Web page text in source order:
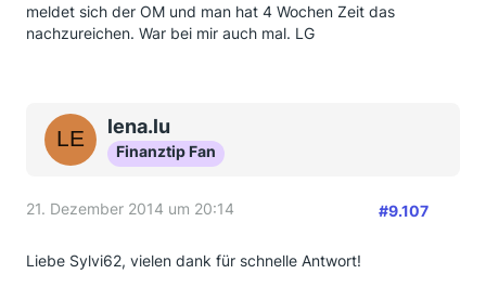
meldet sich der OM und man hat 4 Wochen Zeit das
nachzureichen. War bei mir auch mal. LG
lena.lu
Finanztip Fan
21. Dezember 2014 um 20:14 #9.107
Liebe Sylvi62, vielen dank für schnelle Antwort!